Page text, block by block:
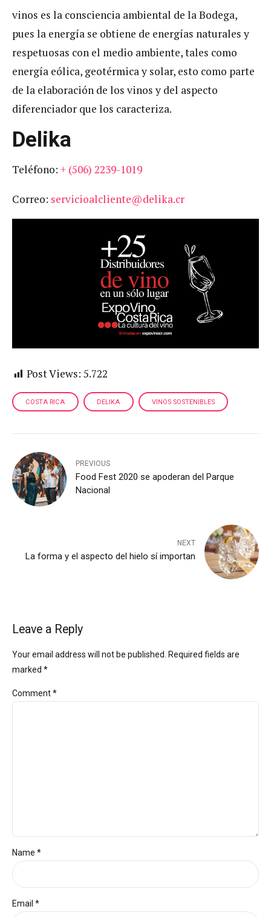
vinos es la consciencia ambiental de la Bodega,
pues la energía se obtiene de energías naturales y
respetuosas con el medio ambiente, tales como
energía eólica, geotérmica y solar, esto como parte
de la elaboración de los vinos y del aspecto
diferenciador que los caracteriza.
Delika
Teléfono: + (506) 2239-1019
Correo: servicioalcliente@delika.cr
Post Views: 5.722
COSTA RICA DELIKA VINOS SOSTENIBLES
PREVIOUS
Food Fest 2020 se apoderan del Parque
Nacional
NEXT
La forma y el aspecto del hielo sí importan
Leave a Reply
Your email address will not be published. Required fields are
marked *
Comment*
Name *
Email *